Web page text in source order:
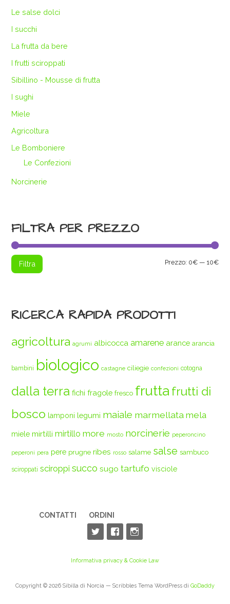
Le salse dolci
I succhi
La frutta da bere
I frutti sciroppati
Sibillino - Mousse di frutta
I sughi
Miele
Agricoltura
Le Bomboniere
Le Confezioni
Norcinerie
FILTRA PER PREZZO
Filtra Prezzo: 0€— 10€
RICERCA RAPIDA PRODOTTI
agricoltura agrumi albicocca amarene arance arancia
bambini biologico castagne ciliegie confezioni cotogna
dalla terra fichi fragole fresco frutta frutti di
bosco lamponi legumi maiale marmellata mela
miele mirtilli mirtillo more mosto norcinerie peperoncino
peperoni pera pere prugne ribes rosso salame salse sambuco
sciroppati sciroppi succo sugo tartufo visciole
CONTATTI ORDINI
Informativa privacy & Cookie Law
Copyright © 2026 Sibilla di Norcia — Scribbles Tema WordPress di GoDaddy